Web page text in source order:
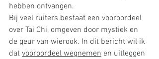
hebben ontvangen.
Bij veel ruiters bestaat een vooroordeel
over Tai Chi, omgeven door mystiek en
de geur van wierook. In dit bericht wil ik
dat vooroordeel wegnemen en uitleggen